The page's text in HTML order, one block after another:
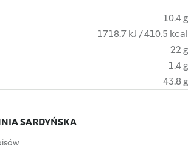
10.4 g
1718.7 kJ / 410.5 kcal
22 g
1.4 g
43.8 g
SARDYŃSKA